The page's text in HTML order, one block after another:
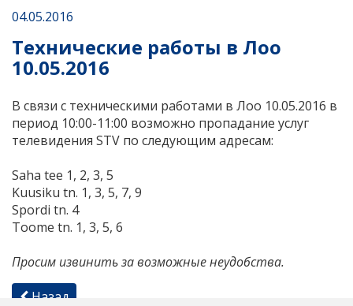
04.05.2016
Технические работы в Лоо
10.05.2016
В связи с техническими работами в Лоо 10.05.2016 в
период 10:00-11:00 возможно пропадание услуг
телевидения STV по следующим адресам:
Saha tee 1, 2, 3, 5
Kuusiku tn. 1, 3, 5, 7, 9
Spordi tn. 4
Toome tn. 1, 3, 5, 6
Просим извинить за возможные неудобства.
Назад